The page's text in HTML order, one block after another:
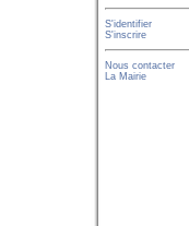
S'identifier
S'inscrire
Nous contacter
La Mairie